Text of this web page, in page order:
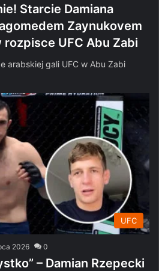
Starcie Damiana
Zaynukovem
UFC Abu Zabi
arabskiej gali UFC w Abu Zabi
UFC
2026 0
– Damian Rzepecki